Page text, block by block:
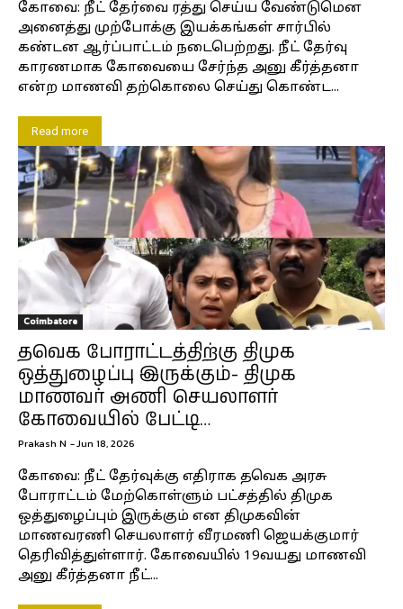
கோவை: நீட் தேர்வை ரத்து செய்ய வேண்டுமென
அனைத்து முற்போக்கு இயக்கங்கள் சார்பில்
கண்டன ஆர்ப்பாட்டம் நடைபெற்றது. நீட் தேர்வு
காரணமாக கோவையை சேர்ந்த அனு கீர்த்தனா
என்ற மாணவி தற்கொலை செய்து கொண்ட...
Read more
Coimbatore
தவெக போராட்டத்திற்கு திமுக
ஒத்துழைப்பு இருக்கும்- திமுக
மாணவர் அணி செயலாளர்
கோவையில் பேட்டி…
Prakash N -Jun 18, 2026
கோவை: நீட் தேர்வுக்கு எதிராக தவெக அரசு
போராட்டம் மேற்கொள்ளும் பட்சத்தில் திமுக
ஒத்துழைப்பும் இருக்கும் என திமுகவின்
மாணவரணி செயலாளர் வீரமணி ஜெயக்குமார்
தெரிவித்துள்ளார். கோவையில் 19வயது மாணவி
அனு கீர்த்தனா நீட்...